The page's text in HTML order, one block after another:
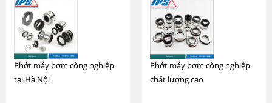
Phớt máy bơm công nghiệp
tại Hà Nội
Phớt máy bơm công nghiệp
chất lượng cao